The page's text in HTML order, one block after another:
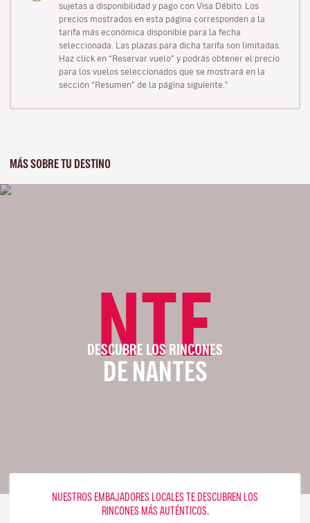
sujetas a disponibilidad y pago con Visa Débito. Los
precios mostrados en esta página corresponden a la
tarifa más económica disponible para la fecha
seleccionada. Las plazas para dicha tarifa son limitadas.
Haz click en “Reservar vuelo” y podrás obtener el precio
para los vuelos seleccionados que se mostrará en la
sección “Resumen” de la página siguiente."
MÁS SOBRE TU DESTINO
NTE
DESCUBRE LOS RINCONES
DE NANTES
NUESTROS EMBAJADORES LOCALES TE DESCUBREN LOS
RINCONES MÁS AUTÉNTICOS.